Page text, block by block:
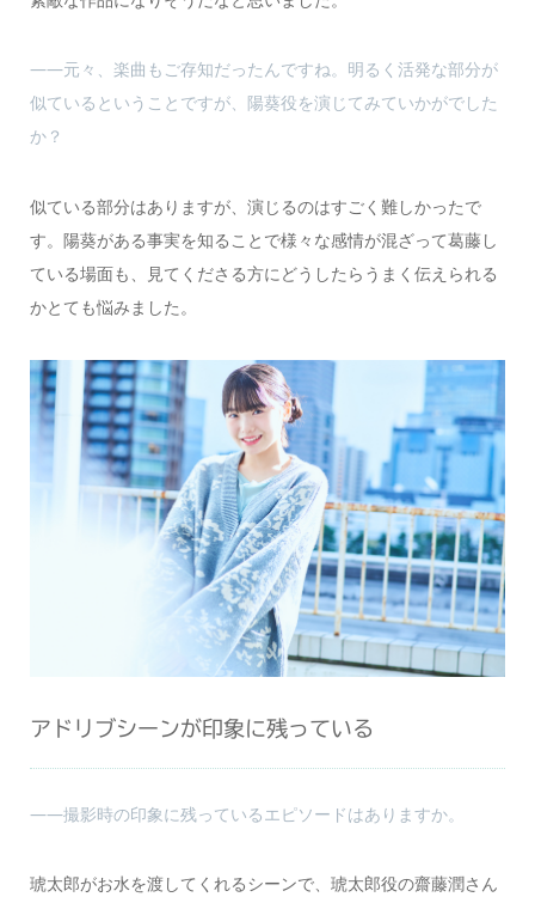
――元々、楽曲もご存知だったんですね。明るく活発な部分が
似ているということですが、陽葵役を演じてみていかがでした
か？
似ている部分はありますが、演じるのはすごく難しかったで
す。陽葵がある事実を知ることで様々な感情が混ざって葛藤し
ている場面も、見てくださる方にどうしたらうまく伝えられる
かとても悩みました。
アドリブシーンが印象に残っている
――撮影時の印象に残っているエピソードはありますか。
琥太郎がお水を渡してくれるシーンで、琥太郎役の齋藤潤さん